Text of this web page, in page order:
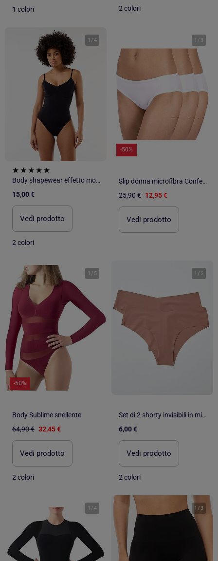
1 colori 2 colori
1 /4
Body shapewear effetto modellante
15,00 €
Vedi prodotto
2 colori
1 / 3
-50%
Slip donna microfibra Confezione da 3
25,90 € 12,95 €
Vedi prodotto
1 / 5
-50%
Body Sublime snellente
64,90 € 32,45 €
Vedi prodotto
2 colori
1 / 6
Set di 2 shorty invisibili in microfibra
6,00 €
Vedi prodotto
2 colori
1 /4 1 /3